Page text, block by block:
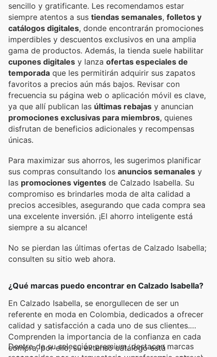
sencillo y gratificante. Les recomendamos estar
siempre atentos a sus tiendas semanales, folletos y
catálogos digitales, donde encontrarán promociones
imperdibles y descuentos exclusivos en una amplia
gama de productos. Además, la tienda suele habilitar
cupones digitales y lanza ofertas especiales de
temporada que les permitirán adquirir sus zapatos
favoritos a precios aún más bajos. Revisar con
frecuencia su página web o aplicación móvil es clave,
ya que allí publican las últimas rebajas y anuncian
promociones exclusivas para miembros, quienes
disfrutan de beneficios adicionales y recompensas
únicas.
Para maximizar sus ahorros, les sugerimos planificar
sus compras consultando los anuncios semanales y
las promociones vigentes de Calzado Isabella. Su
compromiso es brindarles moda de alta calidad a
precios accesibles, asegurando que cada compra sea
una excelente inversión. ¡El ahorro inteligente está
siempre a su alcance!
No se pierdan las últimas ofertas de Calzado Isabella;
consulten su sitio web ahora.
¿Qué marcas puedo encontrar en Calzado Isabella?
En Calzado Isabella, se enorgullecen de ser un
referente en moda en Colombia, dedicados a ofrecer
calidad y satisfacción a cada uno de sus clientes.
Comprenden la importancia de la confianza en cada
compra, por ello, su extenso catálogo está
Dentro de su selección premium, destacan marcas